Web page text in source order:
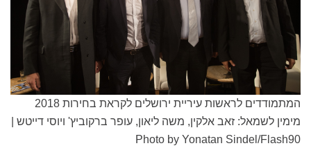
המתמודדים לראשות עיריית ירושלים לקראת בחירות 2018
מימין לשמאל: זאב אלקין, משה ליאון, עופר ברקוביץ' ויוסי דייטש |
Photo by Yonatan Sindel/Flash90